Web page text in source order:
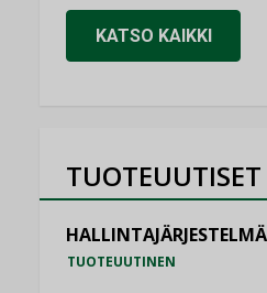
KATSO KAIKKI
TUOTEUUTISET
TUOTEUUTINEN